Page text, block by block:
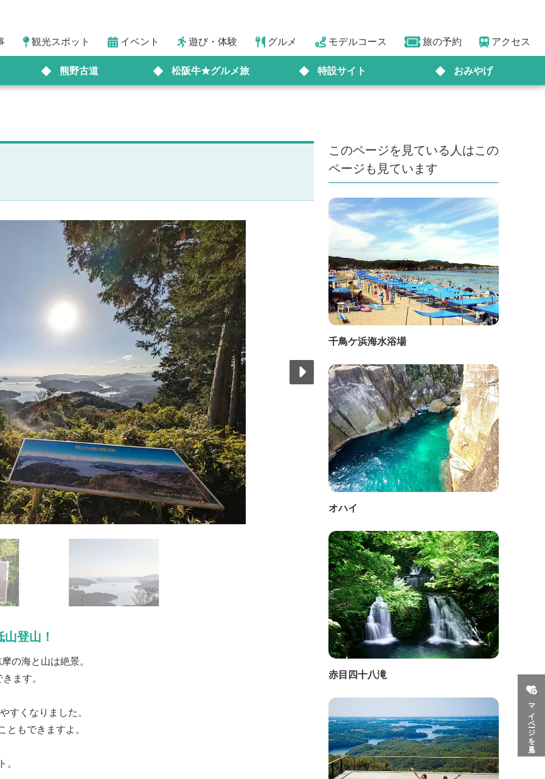
観光スポット イベント 遊び・体験 グルメ モデルコース 旅の予約 アクセス
熊野古道 松阪牛★グルメ旅 特設サイト おみやげ
マイページを見る
登山！
の海と山は絶景。
ます。
すくなりました。
もできますよ。
このページを見ている人はこの
ページも見ています
千鳥ケ浜海水浴場
オハイ
赤目四十八滝